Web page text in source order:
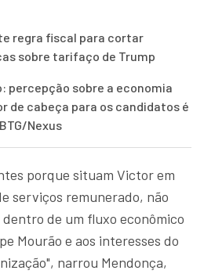
regra fiscal para cortar
sobre tarifaço de Trump
percepção sobre a economia
de cabeça para os candidatos é
Nexus
porque situam Victor em
serviços remunerado, não
de um fluxo econômico
Mourão e aos interesses do
narrou Mendonça,